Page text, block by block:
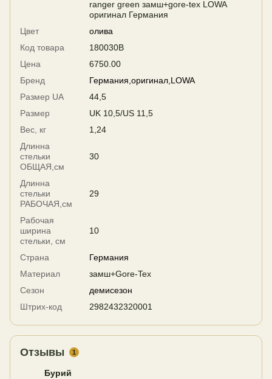
ranger green замш+gore-tex LOWA
оригинал Германия
Цвет
олива
Код товара
180030B
Цена
6750.00
Бренд
Германия,оригинал,LOWA
Размер UA
44,5
Размер
UK 10,5/US 11,5
Вес, кг
1,24
Длинна
стельки
ОБЩАЯ,см
30
Длинна
стельки
РАБОЧАЯ,см
29
Рабочая
ширина
стельки, см
10
Страна
Германия
Материал
замш+Gore-Tex
Сезон
демисезон
Штрих-код
2982432320001
Отзывы 1
Бурий